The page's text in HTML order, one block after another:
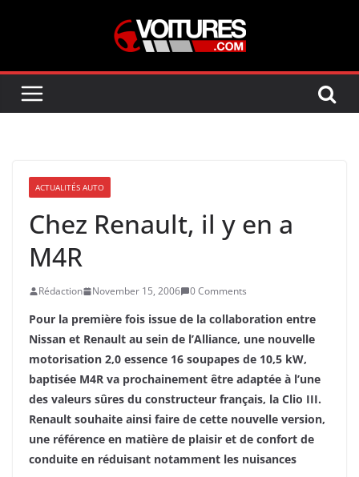
ACTUALITÉS AUTO
Chez Renault, il y en a
M4R
Rédaction November 15, 2006 0 Comments
Pour la première fois issue de la collaboration entre
Nissan et Renault au sein de l’Alliance, une nouvelle
motorisation 2,0 essence 16 soupapes de 10,5 kW,
baptisée M4R va prochainement être adaptée à l’une
des valeurs sûres du constructeur français, la Clio III.
Renault souhaite ainsi faire de cette nouvelle version,
une référence en matière de plaisir et de confort de
conduite en réduisant notamment les nuisances